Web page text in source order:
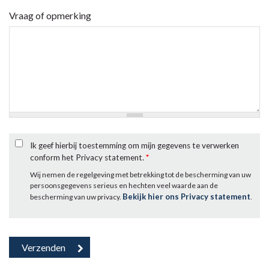
Vraag of opmerking
Ik geef hierbij toestemming om mijn gegevens te verwerken
conform het Privacy statement.*
Wij nemen de regelgeving met betrekking tot de bescherming van uw
persoonsgegevens serieus en hechten veel waarde aan de
bescherming van uw privacy. Bekijk hier ons Privacy statement.